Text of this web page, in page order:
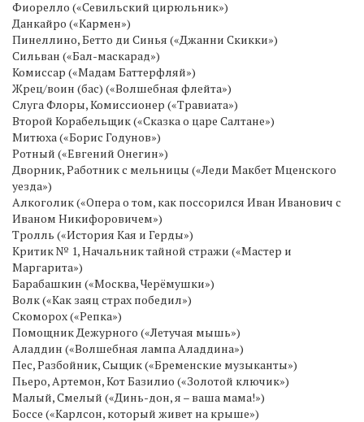
Фиорелло («Севильский цирюльник»)
Данкайро («Кармен»)
Пинеллино, Бетто ди Синья («Джанни Скикки»)
Сильван («Бал-маскарад»)
Комиссар («Мадам Баттерфляй»)
Жрец/воин (бас) («Волшебная флейта»)
Слуга Флоры, Комиссионер («Травиата»)
Второй Корабельщик («Сказка о царе Салтане»)
Митюха («Борис Годунов»)
Ротный («Евгений Онегин»)
Дворник, Работник с мельницы («Леди Макбет Мценского
уезда»)
Алкоголик («Опера о том, как поссорился Иван Иванович с
Иваном Никифоровичем»)
Тролль («История Кая и Герды»)
Критик № 1, Начальник тайной стражи («Мастер и
Маргарита»)
Барабашкин («Москва, Черёмушки»)
Волк («Как заяц страх победил»)
Скоморох («Репка»)
Помощник Дежурного («Летучая мышь»)
Аладдин («Волшебная лампа Аладдина»)
Пес, Разбойник, Сыщик («Бременские музыканты»)
Пьеро, Артемон, Кот Базилио («Золотой ключик»)
Малый, Смелый («Динь-дон, я – ваша мама!»)
Боссе («Карлсон, который живет на крыше»)